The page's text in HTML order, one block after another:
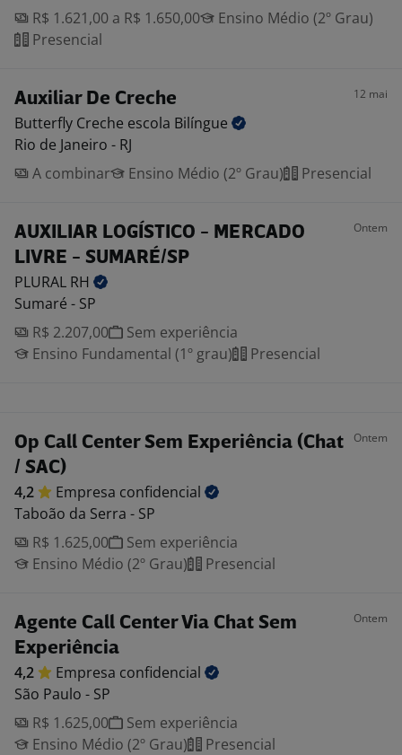
R$ 1.621,00 a R$ 1.650,00
Ensino Médio (2º Grau)
Presencial
Auxiliar De Creche 12 mai
Butterfly Creche escola Bilíngue
Rio de Janeiro - RJ
A combinar
Ensino Médio (2º Grau) Presencial
AUXILIAR LOGÍSTICO - MERCADO
LIVRE - SUMARÉ/SP
Ontem
PLURAL RH
Sumaré - SP
R$ 2.207,00
Sem experiência
Ensino Fundamental (1º grau)
Presencial
Op Call Center Sem Experiência (Chat
/ SAC)
Ontem
4,2 Empresa confidencial
Taboão da Serra - SP
R$ 1.625,00
Sem experiência
Ensino Médio (2º Grau)
Presencial
Agente Call Center Via Chat Sem
Experiência
Ontem
4,2 Empresa confidencial
São Paulo - SP
R$ 1.625,00
Sem experiência
Ensino Médio (2º Grau)
Presencial